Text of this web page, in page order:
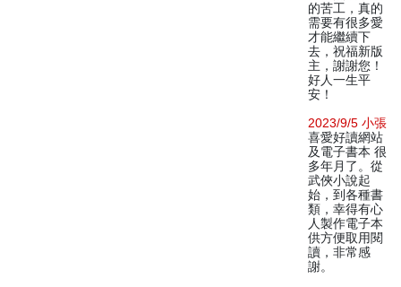
的苦工，真的
需要有很多愛
才能繼續下
去，祝福新版
主，謝謝您！
好人一生平
安！
2023/9/5 小張
喜愛好讀網站
及電子書本 很
多年月了。從
武俠小說起
始，到各種書
類，幸得有心
人製作電子本
供方便取用閱
讀，非常感
謝。